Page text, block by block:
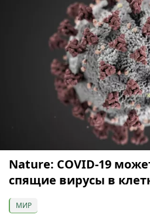
Nature: COVID-19
спящие вирусы в
МИР